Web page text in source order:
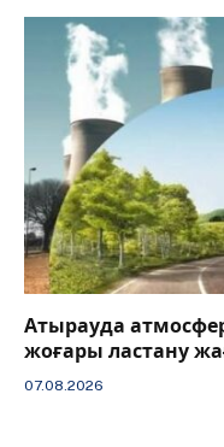
Атырауда
жоғары ластану
07.08.2026